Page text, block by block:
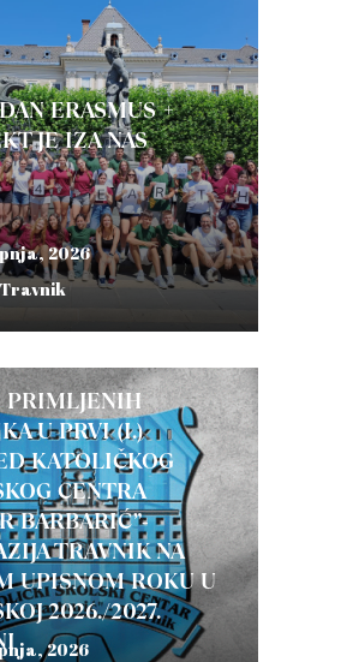
ERASMUS +
JE IZA NAS
2026
Travnik
PRIMLJENIH
U PRVI (I.)
KATOLIČKOG
CENTRA
BARBARIĆ”-
TRAVNIK NA
UPISNOM ROKU U
2026./2027.
2026